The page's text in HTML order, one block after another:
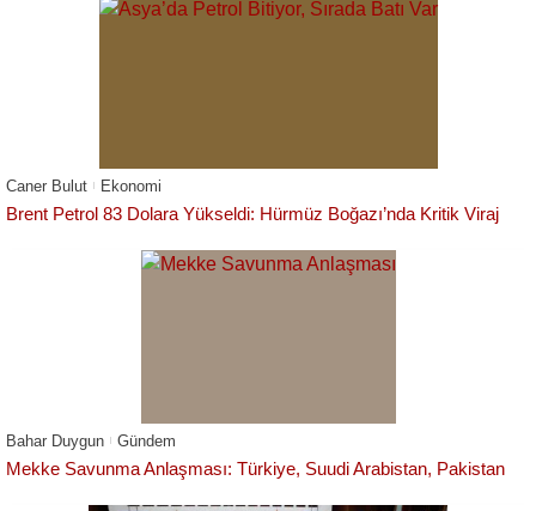
Caner Bulut Ekonomi
Brent Petrol 83 Dolara Yükseldi: Hürmüz Boğazı’nda Kritik Viraj
Bahar Duygun Gündem
Mekke Savunma Anlaşması: Türkiye, Suudi Arabistan, Pakistan